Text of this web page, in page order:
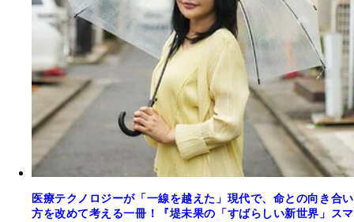
医療テクノロジーが「一線を越えた」現代で、命との向き合い
方を改めて考える一冊！『堤未果の「すばらしい新世界」スマ